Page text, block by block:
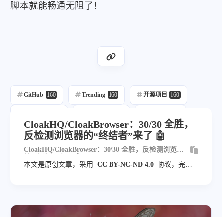
脚本就能畅通无阻了！
GitHub 160 Trending 160 开源项目 160
CloakHQ/CloakBrowser：30/30 全胜，
反检测浏览器的“终结者”来了 🤖
CloakHQ/CloakBrowser：30/30 全胜，反检测浏览器
本文是原创文章，采用
CC BY-NC-ND 4.0 协议，完整